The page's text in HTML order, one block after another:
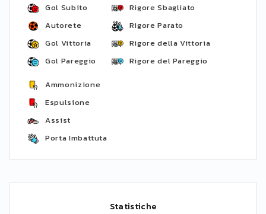
Gol Subito
Autorete
Gol Vittoria
Gol Pareggio
Rigore Sbagliato
Rigore Parato
Rigore della Vittoria
Rigore del Pareggio
Ammonizione
Espulsione
Assist
Porta Imbattuta
Statistiche